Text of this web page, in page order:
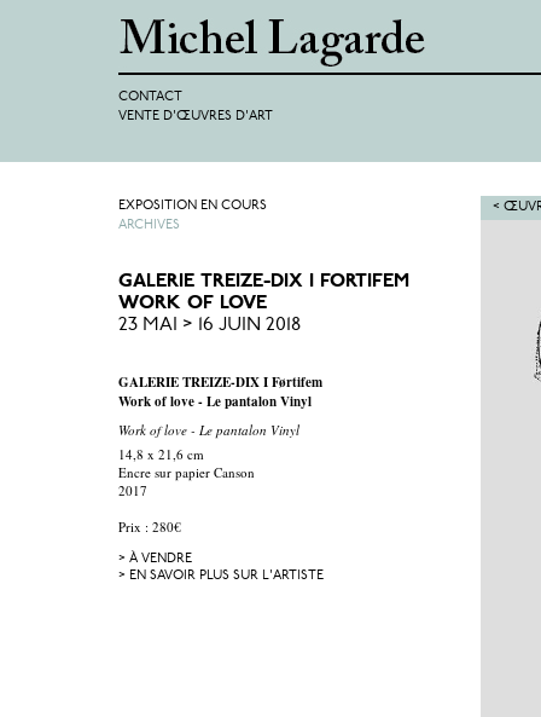
CONTACT
VENTE D'ŒUVRES D'ART
<
EXPOSITION EN COURS
ARCHIVES
GALERIE TREIZE-DIX I FORTIFEM
WORK OF LOVE
23 MAI > 16 JUIN 2018
GALERIE TREIZE-DIX I Førtifem
Work of love - Le pantalon Vinyl
Work of love - Le pantalon Vinyl
14,8 x 21,6 cm
Encre sur papier Canson
2017
Prix : 280€
> À VENDRE
> EN SAVOIR PLUS SUR L'ARTISTE